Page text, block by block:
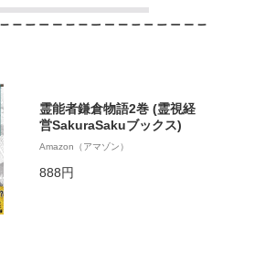
霊能者鎌倉物語2巻 (霊視経
営SakuraSakuブックス)
Amazon（アマゾン）
888円